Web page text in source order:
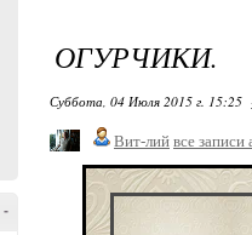
-
ОГУРЧИКИ.
Суббота, 04 Июля 2015 г. 15:25
Вит-лий все записи